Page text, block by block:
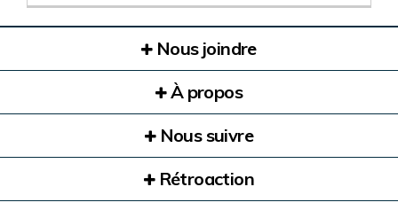
Nous joindre
À propos
Nous suivre
Rétroaction